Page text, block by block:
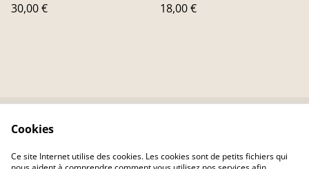
30,00 €
18,00 €
Politique de
confidentialité
Politique des Cookies
Cookies
Ce site Internet utilise des cookies. Les cookies sont de petits fichiers qui